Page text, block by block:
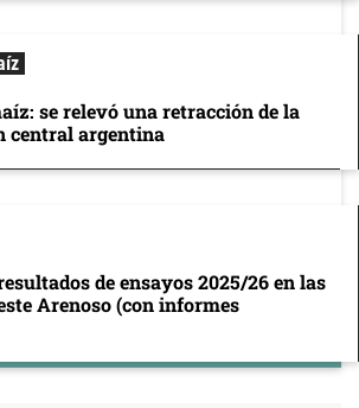
se relevó una retracción de la
central argentina
de ensayos 2025/26 en las
Arenoso (con informes